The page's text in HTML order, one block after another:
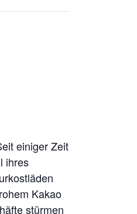
einiger Zeit
ihres
Kakao
stürmen